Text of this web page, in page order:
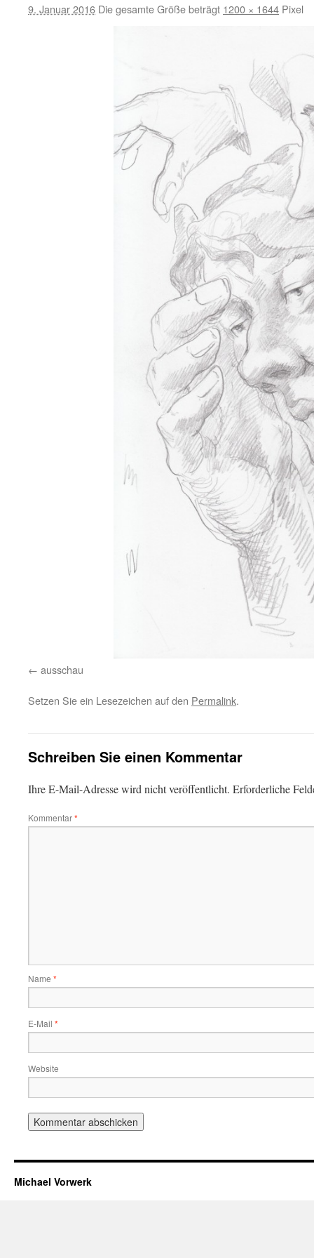
9. Januar 2016 Die gesamte Größe beträgt 1200 × 1644 Pixel
ausschau
Setzen Sie ein Lesezeichen auf den Permalink.
Schreiben Sie einen Kommentar
Ihre E-Mail-Adresse wird nicht veröffentlicht. Erforderliche
Kommentar*
Name *
E-Mail *
Website
Michael Vorwerk